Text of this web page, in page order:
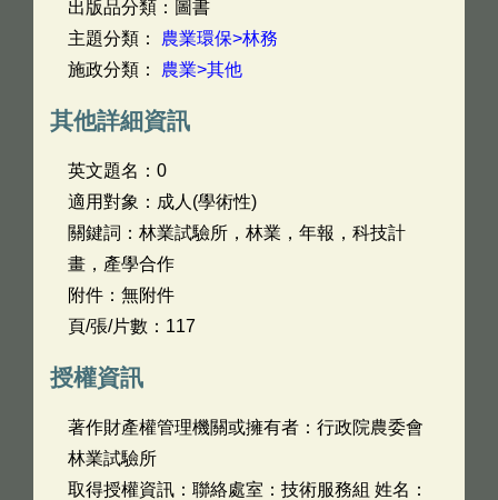
出版品分類：圖書
主題分類： 農業環保>林務
施政分類： 農業>其他
其他詳細資訊
英文題名： 0
適用對象：成人(學術性)
關鍵詞：林業試驗所，林業，年報，科技計
畫，產學合作
附件：無附件
頁/張/片數：117
授權資訊
著作財產權管理機關或擁有者：行政院農委會
林業試驗所
取得授權資訊：聯絡處室：技術服務組 姓名：